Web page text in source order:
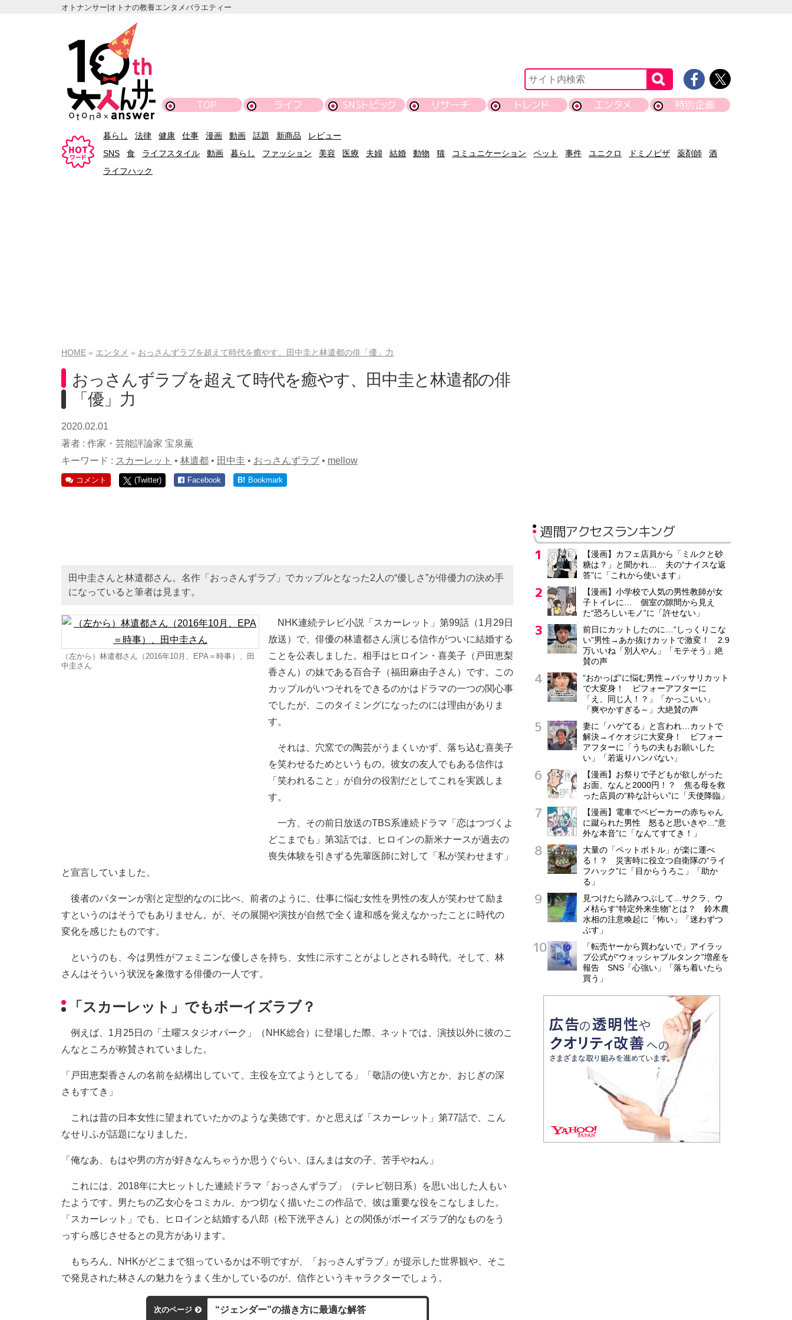
オトナンサー|オトナの教養エンタメバラエティー
TOP ライフ SNSトピック リサーチ トレンド エンタメ 特別企画
暮らし 法律 健康 仕事 漫画 動画 話題 新商品
レビュー
SNS
食 ライフスタイル 動画 暮らし ファッション 美容 医療 夫婦 結婚 動物 猫 コミュニケーション ペット 事件 ユニクロ ドミノピザ 薬剤師
酒
ライフハック
HOME エンタメ おっさんずラブを超えて時代を癒やす、田中圭と林遣都の俳「優」力
おっさんずラブを超えて時代を癒やす、田中圭と林遣都の俳
「優」力
2020.02.01
著者 : 作家・芸能評論家 宝泉薫
キーワード : スカーレット • 林遣都 • 田中圭 • おっさんずラブ • mellow
コメント (Twitter) Facebook B! Bookmark
田中圭さんと林遣都さん。名作「おっさんずラブ」でカップルとなった2人の“優しさ”が俳優力の決め手
になっていると筆者は見ます。
（左から）林遣都さん（2016年10月、EPA＝時事）、田
中圭さん
NHK連続テレビ小説「スカーレット」第99話（1月29日
放送）で、俳優の林遣都さん演じる信作がついに結婚する
ことを公表しました。相手はヒロイン・喜美子（戸田恵梨
香さん）の妹である百合子（福田麻由子さん）です。この
カップルがいつそれをできるのかはドラマの一つの関心事
でしたが、このタイミングになったのには理由がありま
す。
それは、穴窯での陶芸がうまくいかず、落ち込む喜美子
を笑わせるためというもの。彼女の友人でもある信作は
「笑われること」が自分の役割だとしてこれを実践しま
す。
一方、その前日放送のTBS系連続ドラマ「恋はつづくよ
どこまでも」第3話では、ヒロインの新米ナースが過去の
喪失体験を引きずる先輩医師に対して「私が笑わせます」
と宣言していました。
後者のパターンが割と定型的なのに比べ、前者のように、仕事に悩む女性を男性の友人が笑わせて励ま
すというのはそうでもありません。が、その展開や演技が自然で全く違和感を覚えなかったことに時代の
変化を感じたものです。
というのも、今は男性がフェミニンな優しさを持ち、女性に示すことがよしとされる時代。そして、林
さんはそういう状況を象徴する俳優の一人です。
「スカーレット」でもボーイズラブ？
例えば、1月25日の「土曜スタジオパーク」（NHK総合）に登場した際、ネットでは、演技以外に彼のこ
んなところが称賛されていました。
「戸田恵梨香さんの名前を結構出していて、主役を立てようとしてる」「敬語の使い方とか、おじぎの深
さもすてき」
これは昔の日本女性に望まれていたかのような美徳です。かと思えば「スカーレット」第77話で、こん
なせりふが話題になりました。
「俺なあ、もはや男の方が好きなんちゃうか思うぐらい、ほんまは女の子、苦手やねん」
これには、2018年に大ヒットした連続ドラマ「おっさんずラブ」（テレビ朝日系）を思い出した人もい
たようです。男たちの乙女心をコミカル、かつ切なく描いたこの作品で、彼は重要な役をこなしました。
「スカーレット」でも、ヒロインと結婚する八郎（松下洸平さん）との関係がボーイズラブ的なものをう
っすら感じさせるとの見方があります。
もちろん、NHKがどこまで狙っているかは不明ですが、「おっさんずラブ」が提示した世界観や、そこ
で発見された林さんの魅力をうまく生かしているのが、信作というキャラクターでしょう。
次のページ “ジェンダー”の描き方に最適な解答
週間アクセスランキング
【漫画】カフェ店員から「ミルクと砂
糖は？」と聞かれ… 夫の“ナイスな返
答”に「これから使います」
【漫画】小学校で人気の男性教師が女
子トイレに… 個室の隙間から見え
た“恐ろしいモノ”に「許せない」
前日にカットしたのに…“しっくりこな
い”男性→あか抜けカットで激変！ 2.9
万いいね「別人やん」「モテそう」絶
賛の声
“おかっぱ”に悩む男性→バッサリカット
で大変身！ ビフォーアフターに
「え、同じ人！？」「かっこいい」
「爽やかすぎる～」大絶賛の声
妻に「ハゲてる」と言われ…カットで
解決→イケオジに大変身！ ビフォー
アフターに「うちの夫もお願いした
い」「若返りハンパない」
【漫画】お祭りで子どもが欲しがった
お面、なんと2000円！？ 焦る母を救
った店員の“粋な計らい”に「天使降臨」
【漫画】電車でベビーカーの赤ちゃん
に蹴られた男性 怒ると思いきや…“意
外な本音”に「なんてすてき！」
大量の「ペットボトル」が楽に運べ
る！？ 災害時に役立つ自衛隊の“ライ
フハック”に「目からうろこ」「助か
る」
見つけたら踏みつぶして…サクラ、ウ
メ枯らす“特定外来生物”とは？ 鈴木農
水相の注意喚起に「怖い」「迷わずつ
ぶす」
「転売ヤーから買わないで」アイラッ
プ公式が“ウォッシャブルタンク”増産を
報告 SNS「心強い」「落ち着いたら
買う」